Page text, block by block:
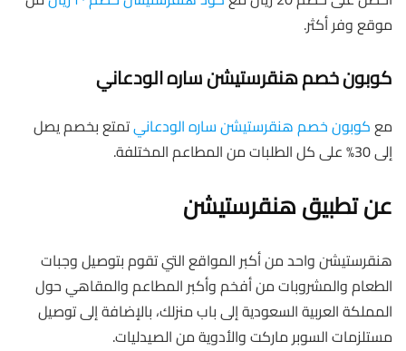
موقع وفر أكثر.
كوبون خصم هنقرستيشن ساره الودعاني‏
معكوبون خصم هنقرستيشن ساره الودعاني‏ تمتع بخصم يصل
إلى 30% على كل الطلبات من المطاعم المختلفة.
عن تطبيق هنقرستيشن
هنقرستيشن واحد من أكبر المواقع التي تقوم بتوصيل وجبات
الطعام والمشروبات من أفخم وأكبر المطاعم والمقاهي حول
المملكة العربية السعودية إلى باب منزلك، بالإضافة إلى توصيل
مستلزمات السوبر ماركت والأدوية من الصيدليات.